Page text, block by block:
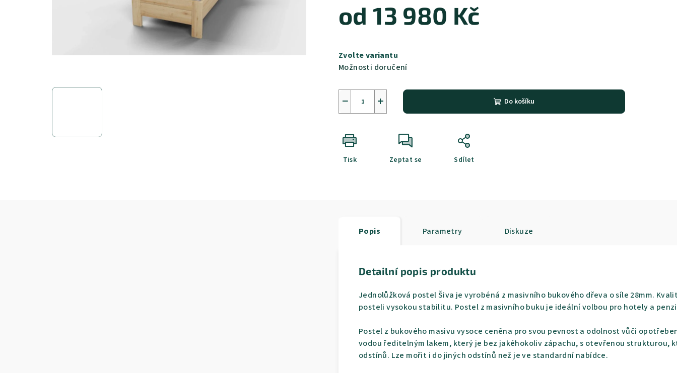
od13 980 Kč
cena:
Zvolte variantu
Možnosti doručení
+
− Do košíku
Tisk Zeptat se Sdílet
Popis Parametry Diskuze
Detailní popis produktu
Jednolůžková postel Šiva je vyrobéná z masivního bukového dřeva o síle 28mm.
posteli vysokou stabilitu. Postel z masivního buku je ideální volbou pro hotely a
Postel z bukového masivu vysoce ceněna pro svou pevnost a odolnost vůči
vodou ředitelným lakem, který je bez jakéhokoliv zápachu, s otevřenou strukturou,
odstínů. Lze mořit i do jiných odstínů než je ve standardní nabídce.